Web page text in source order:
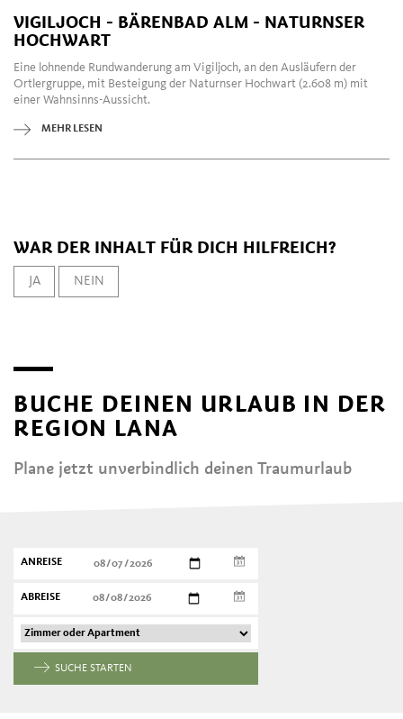
VIGILJOCH - BÄRENBAD ALM - NATURNSER
HOCHWART
Eine lohnende Rundwanderung am Vigiljoch, an den Ausläufern der
Ortlergruppe, mit Besteigung der Naturnser Hochwart (2.608 m) mit
einer Wahnsinns-Aussicht.
MEHR LESEN
WAR DER INHALT FÜR DICH HILFREICH?
JA NEIN
BUCHE DEINEN URLAUB IN DER
REGION LANA
Plane jetzt unverbindlich deinen Traumurlaub
ANREISE
ABREISE
SUCHE STARTEN